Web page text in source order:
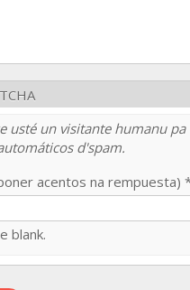
usté un visitante humanu pa
d'spam.
acentos na rempuesta)
blank.